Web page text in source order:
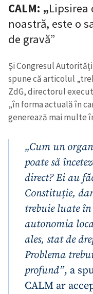
CALM: „Lipsirea
noastră, este o
de gravă”
Și Congresul
spune că articolul
ZdG, directorul
„în forma actuală în
generează mai multe
„Cum un
poate să
direct? Ei au
Constituție,
trebuie luate
autonomia
ales, stat de
Problema
profund”, a
CALM ar